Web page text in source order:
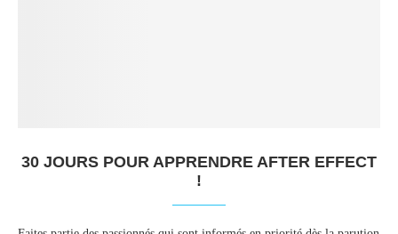
30 JOURS POUR APPRENDRE AFTER EFFECT
!